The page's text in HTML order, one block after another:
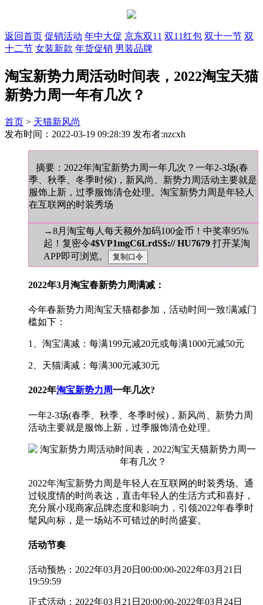
返回首页 促销活动 年中大促 京东双11 双11红包 双十一节 双
十二节 女装新款 年货促销 男装品牌
淘宝新势力周活动时间表，2022淘宝天猫
新势力周一年有几次？
首页 > 天猫新风尚
发布时间：2022-03-19 09:28:39 发布者:nzcxh
摘要：2022年淘宝新势力周一年几次？一年2-3场(春
季、秋季、冬季时候)，新风尚、新势力周活动主要就是
服饰上新，过季服饰清仓处理。淘宝新势力周是年轻人
在互联网的时装秀场
→8月淘宝每人每天额外加码100金币！中奖率95%
起！复密令4$VP1mgC6LrdS$:// HU7679 打开某淘
APP即可浏览。
2022年3月淘宝春新势力周满减：
今年春新势力周淘宝天猫都参加，活动时间一致!满减门
槛如下：
1、淘宝满减：每满199元减20元或每满1000元减50元
2、天猫满减：每满300元减30元
2022年淘宝新势力周一年几次?
一年2-3场(春季、秋季、冬季时候)，新风尚、新势力周
活动主要就是服饰上新，过季服饰清仓处理。
2022年淘宝新势力周是年轻人在互联网的时装秀场。通
过锐度情的时尚表达，直击年轻人的生活方式和喜好，
充分展小现商家品牌态度和影响力，引领2022年春季时
髦风向标，是一场站不可错过的时尚盛宴。
活动节奏
活动预热：2022年03月20日00:00:00-2022年03月21日
19:59:59
正式活动：2022年03月21日20:00:00-2022年03月24日